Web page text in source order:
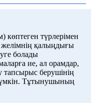
көптеген түрлерімен
желімнің қалыңдығы
болады
ие, ал орамдар,
тапсырыс берушінің
Тұтынушының